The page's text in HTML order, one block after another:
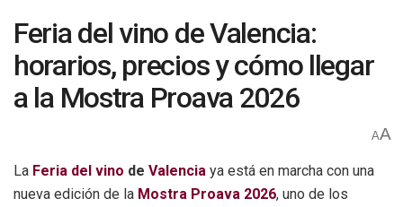
Feria del vino de Valencia:
horarios, precios y cómo llegar
a la Mostra Proava 2026
AA
La Feria del vino de Valencia ya está en marcha con una
nueva edición de la Mostra Proava 2026, uno de los